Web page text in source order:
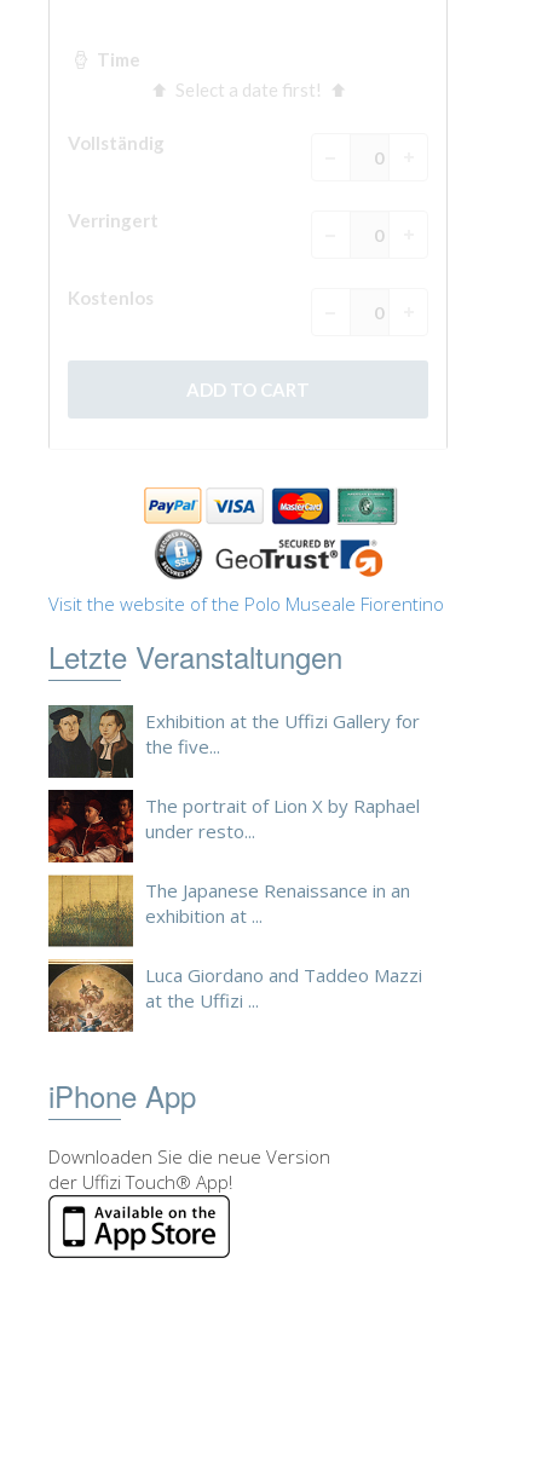
Eine Geführte Tour buchen
FRANÇAIS
ESPAÑOL
Visit the website of the Polo Museale Fiorentino
Letzte Veranstaltungen
Exhibition at the Uffizi Gallery for
the five...
The portrait of Lion X by Raphael
under resto...
The Japanese Renaissance in an
exhibition at ...
Luca Giordano and Taddeo Mazzi
at the Uffizi ...
iPhone App
Downloaden Sie die neue Version
der Uffizi Touch® App!